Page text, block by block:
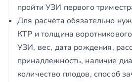
пройти УЗИ первого
Для расчёта обязательно
КТР и толщина
УЗИ, вес, дата рождения,
принадлежность, наличие
количество плодов, способ